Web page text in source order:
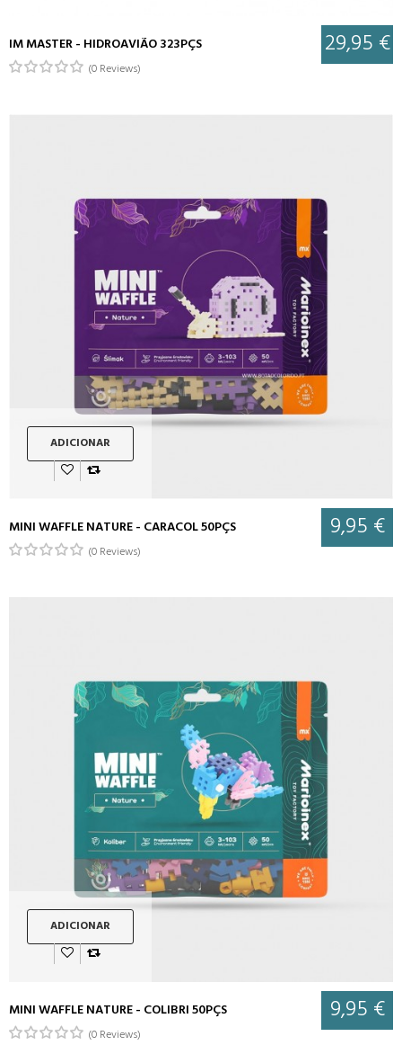
IM MASTER - HIDROAVIÃO 323PÇS 29,95 €
(0 Reviews)
ADICIONAR
MINI WAFFLE NATURE - CARACOL 50PÇS 9,95 €
(0 Reviews)
ADICIONAR
MINI WAFFLE NATURE - COLIBRI 50PÇS 9,95 €
(0 Reviews)